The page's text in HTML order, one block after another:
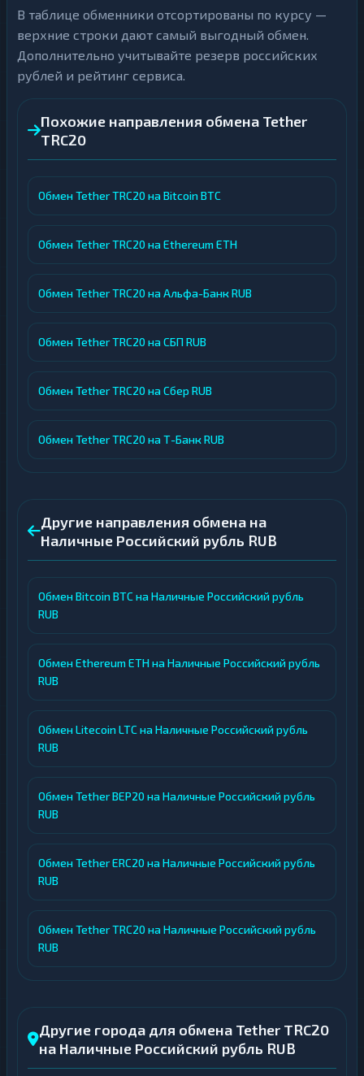
В таблице обменники отсортированы по курсу —
верхние строки дают самый выгодный обмен.
Дополнительно учитывайте резерв российских
рублей и рейтинг сервиса.
Похожие направления обмена Tether
TRC20
Обмен Tether TRC20 на Bitcoin BTC
Обмен Tether TRC20 на Ethereum ETH
Обмен Tether TRC20 на Альфа-Банк RUB
Обмен Tether TRC20 на СБП RUB
Обмен Tether TRC20 на Сбер RUB
Обмен Tether TRC20 на Т-Банк RUB
Другие направления обмена на
Наличные Российский рубль RUB
Обмен Bitcoin BTC на Наличные Российский рубль
RUB
Обмен Ethereum ETH на Наличные Российский рубль
RUB
Обмен Litecoin LTC на Наличные Российский рубль
RUB
Обмен Tether BEP20 на Наличные Российский рубль
RUB
Обмен Tether ERC20 на Наличные Российский рубль
RUB
Обмен Tether TRC20 на Наличные Российский рубль
RUB
Другие города для обмена Tether TRC20
на Наличные Российский рубль RUB